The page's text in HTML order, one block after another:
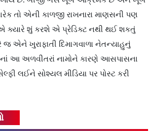
તો એની કાળજી રાખનારા માણસની પણ
ક્યારે શું કરશે એ પ્રેડિક્ટ નથી થઈ શકતું
એને ખુરાફાતી દિમાગવાળા નેતન્યાહુનું
આ અળવીતરાં નામોને કારણે આસપાસના
લઈને સોશ્યલ મીડિયા પર પોસ્ટ કરી